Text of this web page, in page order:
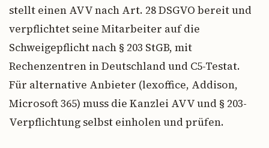
stellt einen AVV nach Art. 28 DSGVO bereit und
verpflichtet seine Mitarbeiter auf die
Schweigepflicht nach § 203 StGB, mit
Rechenzentren in Deutschland und C5-Testat.
Für alternative Anbieter (lexoffice, Addison,
Microsoft 365) muss die Kanzlei AVV und § 203-
Verpflichtung selbst einholen und prüfen.